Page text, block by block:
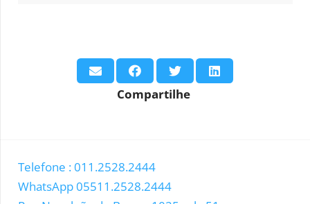
Compartilhe
Telefone : 011.2528.2444
WhatsApp 05511.2528.2444